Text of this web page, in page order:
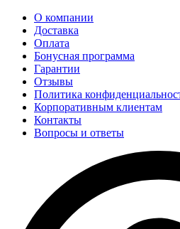
О компании
Доставка
Оплата
Бонусная программа
Гарантии
Отзывы
Политика
Корпоративным клиентам
Контакты
Вопросы и ответы